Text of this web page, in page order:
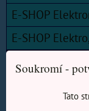
E-SHOP
E-SHOP
E-SHOP
Soukromí -
Tato